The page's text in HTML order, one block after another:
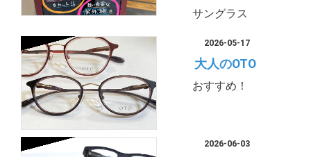
サングラス
2026-05-17
大人のOTO
おすすめ！
2026-06-03